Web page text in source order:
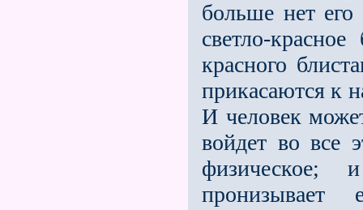
больше нет его
светло-
красного
прикасаются к
И человек
войдет во все
физическое;